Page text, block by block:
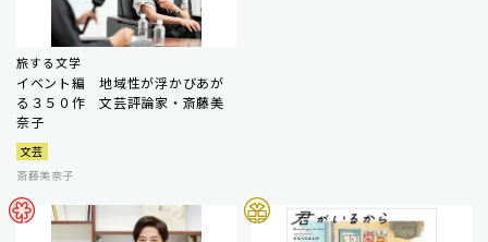
旅する文学
イベント編 地域性が浮かびあが
る３５０作 文芸評論家・斎藤美
奈子
文芸
斎藤美奈子